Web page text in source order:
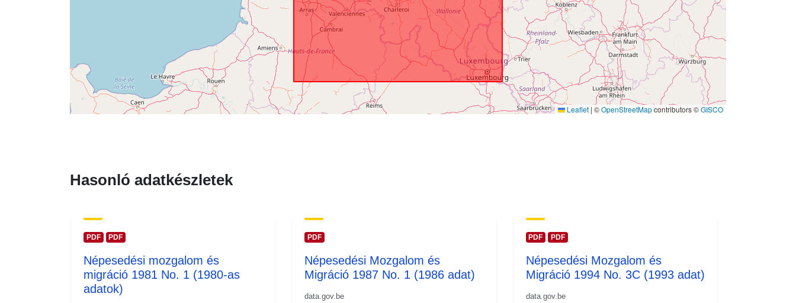
Leaflet | ©OpenStreetMapcontributors ©GISCO
Hasonló adatkészletek
PDF PDF
Népesedési mozgalom és
migráció 1981 No. 1 (1980-as
adatok)
PDF
Népesedési Mozgalom és
Migráció 1987 No. 1 (1986 adat)
data.gov.be
PDF PDF
Népesedési Mozgalom és
Migráció 1994 No. 3C (1993 adat)
data.gov.be